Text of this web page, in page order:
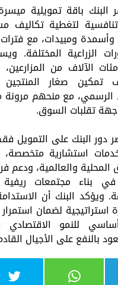
البنك باقة تمويلية
لتغطية تكاليف
ومبيدات، مع
الزراعية المختلفة.
مئات الآلاف من
تمكين صغار
الرسمي، مع منحهم
تقلبات السوق.
دور البنك على التمويل
استشارية متخصصة،
المحلية والعالمية، ودعم
بناء مجتمعات ريفية
ويؤكد البنك أن
استراتيجية لضمان
للنمو الاقتصادي
بالنفع على الأجيال